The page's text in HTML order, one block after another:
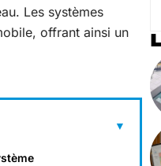
Les systèmes
offrant ainsi un